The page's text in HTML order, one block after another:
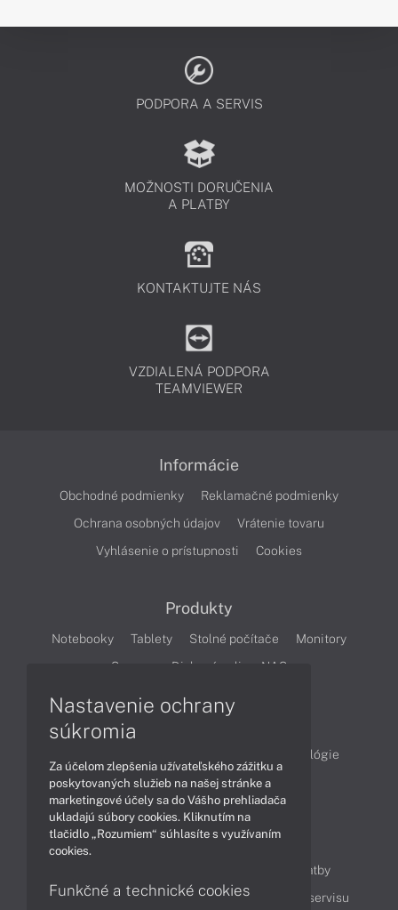
PODPORA A SERVIS
MOŽNOSTI DORUČENIA
A PLATBY
KONTAKTUJTE NÁS
VZDIALENÁ PODPORA
TEAMVIEWER
Informácie
Obchodné podmienky
Reklamačné podmienky
Ochrana osobných údajov
Vrátenie tovaru
Vyhlásenie o prístupnosti
Cookies
Produkty
Notebooky Tablety Stolné počítače
Monitory
Servery
Diskové polia a NAS
Technológie
Videá
Obsah
Možnosti doručenia a platby
Podpora a servis
Servisné služby Cenník servisu
Nastavenie ochrany
súkromia
Za účelom zlepšenia užívateľského zážitku a
poskytovaných služieb na našej stránke a
marketingové účely sa do Vášho prehliadača
ukladajú súbory cookies. Kliknutím na
tlačidlo „Rozumiem“ súhlasíte s využívaním
cookies.
Funkčné a technické cookies